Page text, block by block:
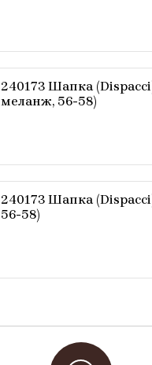
240173 Шапка
меланж, 56-58)
240173 Шапка
56-58)